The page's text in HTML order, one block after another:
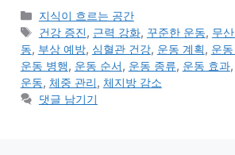
카
테
고
리
지식이 흐르는 공간
태
그
건강 증진, 근력 강화, 꾸준한 운동, 무
동, 부상 예방, 심혈관 건강, 운동 계획, 운
운동 병행, 운동 순서, 운동 종류, 운동 효과,
운동, 체중 관리, 체지방 감소
댓글 남기기